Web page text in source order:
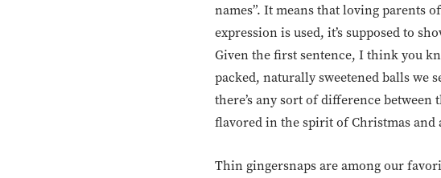
names”. It means that loving parents
expression is used, it’s supposed to
Given the first sentence, I think you
packed, naturally sweetened balls we
there’s any sort of difference between
flavored in the spirit of Christmas and
Thin gingersnaps are among our